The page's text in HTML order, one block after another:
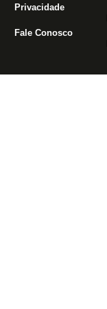
Privacidade
Fale Conosco